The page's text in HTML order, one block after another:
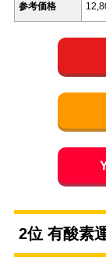
参考価格
2位 有酸素